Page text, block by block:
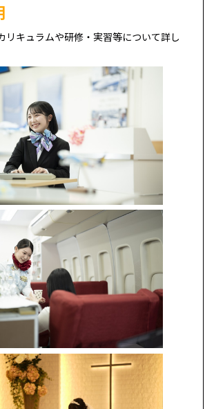
リキュラムや研修・実習等について詳し